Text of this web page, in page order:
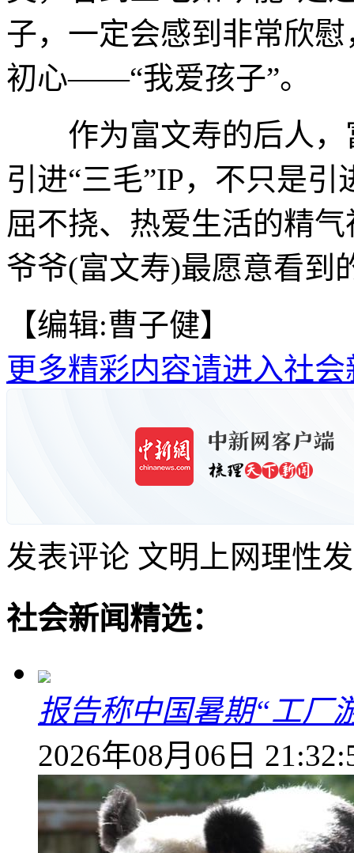
子，一定会感到非常欣
初心——“我爱孩子”。
作为富文寿的后人，
引进“三毛”IP，不只是
屈不挠、热爱生活的精
爷爷(富文寿)最愿意看到
【编辑:曹子健】
更多精彩内容请进入社会
发表评论 文明上网理性
社会新闻精选：
报告称中国暑期“工厂
2026年08月06日